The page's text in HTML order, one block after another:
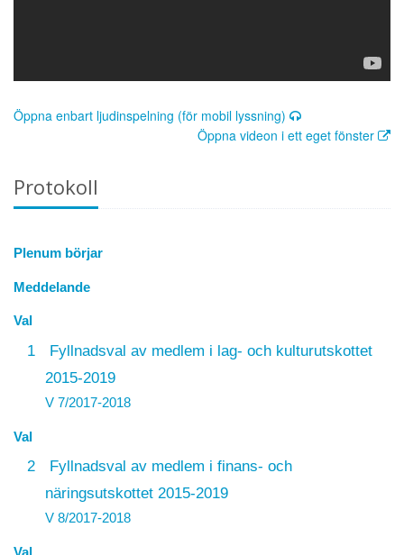
Öppna enbart ljudinspelning (för mobil lyssning)
Öppna videon i ett eget fönster
Protokoll
Plenum börjar
Meddelande
Val
1
Fyllnadsval av medlem i lag- och kulturutskottet
2015-2019
V 7/2017-2018
Val
2
Fyllnadsval av medlem i finans- och
näringsutskottet 2015-2019
V 8/2017-2018
Val